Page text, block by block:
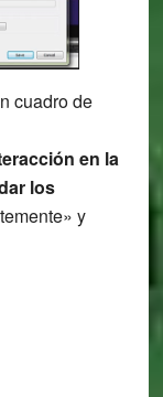
cuadro de
en la
los
y